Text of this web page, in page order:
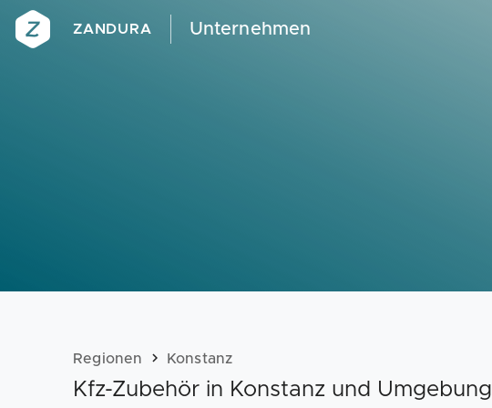
ZANDURA Unternehmen
Regionen Konstanz
Kfz-Zubehör in Konstanz und Umgebung